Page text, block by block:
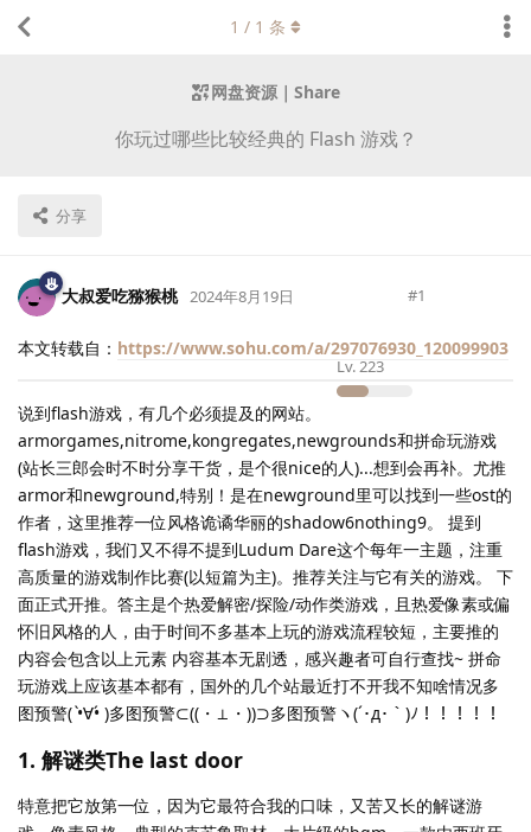
网盘资源｜Share
你玩过哪些比较经典的 Flash 游戏？
分享
1 / 1 条
大叔爱吃猕猴桃
Lv.223
2024年8月19日 #1
本文转载自： https://www.sohu.com/a/297076930_120099903
说到flash游戏，有几个必须提及的网站。
armorgames,nitrome,kongregates,newgrounds和拼命玩游戏
(站长三郎会时不时分享干货，是个很nice的人)...想到会再补。尤推
armor和newground,特别！是在newground里可以找到一些ost的
作者，这里推荐一位风格诡谲华丽的shadow6nothing9。 提到
flash游戏，我们又不得不提到Ludum Dare这个每年一主题，注重
高质量的游戏制作比赛(以短篇为主)。推荐关注与它有关的游戏。 下
面正式开推。答主是个热爱解密/探险/动作类游戏，且热爱像素或偏
怀旧风格的人，由于时间不多基本上玩的游戏流程较短，主要推的
内容会包含以上元素 内容基本无剧透，感兴趣者可自行查找~ 拼命
玩游戏上应该基本都有，国外的几个站最近打不开我不知啥情况多
图预警( •̀∀•́ )多图预警⊂((・⊥・))⊃多图预警ヽ(´･д･｀)ﾉ！！！！！
1. 解谜类The last door
特意把它放第一位，因为它最符合我的口味，又苦又长的解谜游